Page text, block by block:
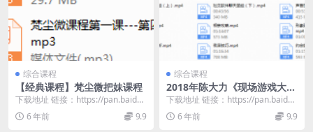
综合课程
【经典课程】梵尘微把妹课程
下载地址 链接：https://pan.baidu.
com/s/1evjai-t...
6 年前 9.9
综合课程
2018年陈大力《现场游戏大师
1.0》
下载地址 链接：https://pan.baidu.
com/s/1VsxVkAP...
6 年前 9.9